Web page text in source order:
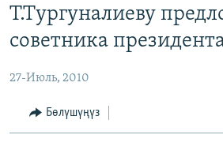
өтүңүз
Издөөгө
салыңыз
КЫРГЫЗСТАН
САЯСАТ
ЭКОНОМИКА
ДҮЙНӨ
БОРБОР АЗИЯ
УКРАИНА
АТАЙЫН ИЛИКТӨӨ
Т.Тургуналиеву
советника
27-Июль, 2010
Бөлүшүңүз